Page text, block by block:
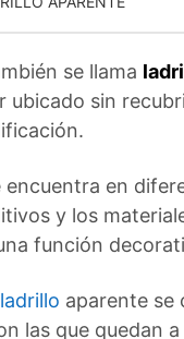
se llama
ubicado sin
encuentra en
y los
función
aparente se
las que quedan